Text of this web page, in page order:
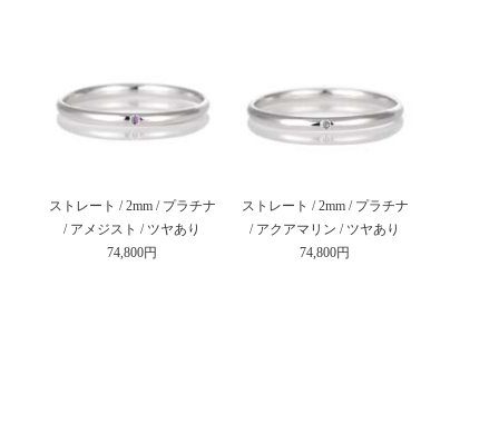
ストレート / 2mm / プラチナ
/ アメジスト / ツヤあり
74,800円
ストレート / 2mm / プラチナ
/ アクアマリン / ツヤあり
74,800円